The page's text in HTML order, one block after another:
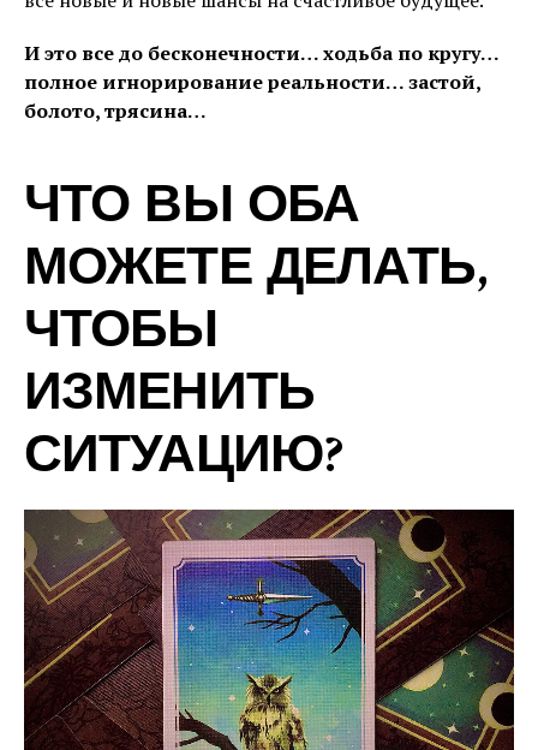
И это все до бесконечности… ходьба по кругу…
полное игнорирование реальности… застой,
болото, трясина…
ЧТО ВЫ ОБА
МОЖЕТЕ ДЕЛАТЬ,
ЧТОБЫ
ИЗМЕНИТЬ
СИТУАЦИЮ?